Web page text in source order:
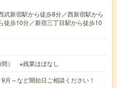
武新宿駅から徒歩8分／西新宿駅から
徒歩10分／新宿三丁目駅から徒歩10
間） ※残業ほぼなし
～など開始日ご相談ください！